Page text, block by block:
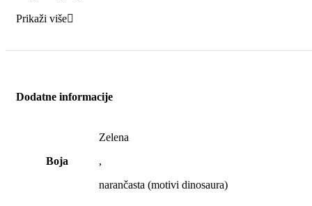
Prikaži više
Dodatne informacije
Boja
Zelena
,
narančasta (motivi dinosaura)